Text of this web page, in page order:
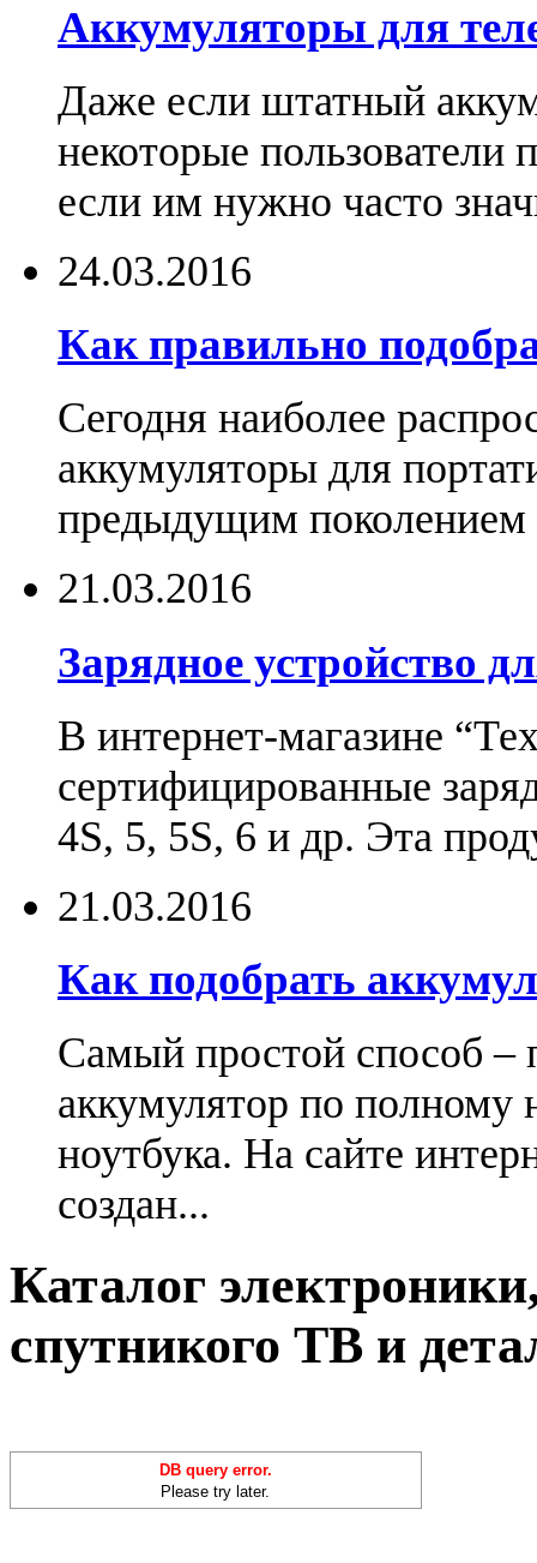
Аккумуляторы для
Даже если штатный
некоторые пользователи
если им нужно часто
24.03.2016
Как правильно
Сегодня наиболее
аккумуляторы для
предыдущим поколением
21.03.2016
Зарядное устройство
В интернет-магазине
сертифицированные
4S, 5, 5S, 6 и др. Эта
21.03.2016
Как подобрать
Самый простой способ –
аккумулятор по
ноутбука. На сайте
создан...
Каталог
спутникого ТВ и
DB query error.
Please try later.